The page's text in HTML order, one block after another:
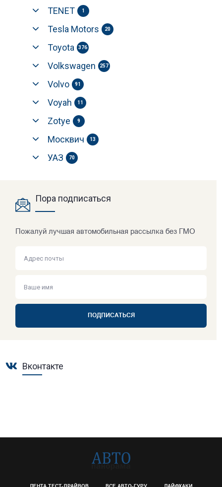
TENET 1
Tesla Motors 20
Toyota 376
Volkswagen 257
Volvo 91
Voyah 11
Zotye 9
Москвич 13
УАЗ 70
Пора подписаться
Пожалуй лучшая автомобильная рассылка без ГМО
ПОДПИСАТЬСЯ
Вконтакте